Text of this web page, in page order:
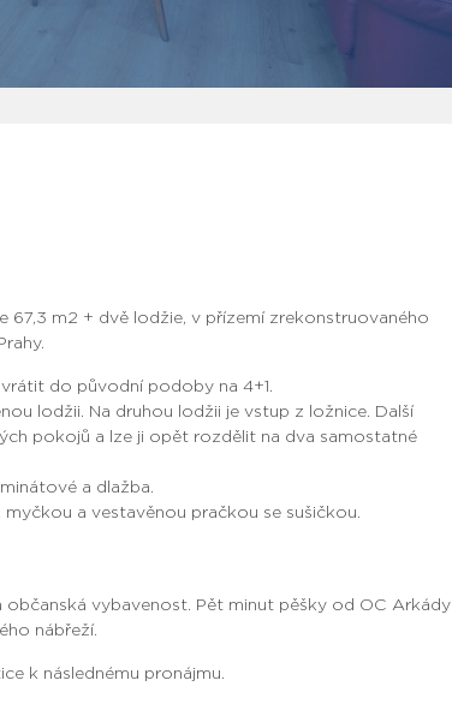
m2 + dvě lodžie, v přízemí zrekonstruovaného
do původní podoby na 4+1.
lodžii. Na druhou lodžii je vstup z ložnice. Další
pokojů a lze ji opět rozdělit na dva samostatné
a dlažba.
a vestavěnou pračkou se sušičkou.
občanská vybavenost. Pět minut pěšky od OC Arkády
nábřeží.
k následnému pronájmu.